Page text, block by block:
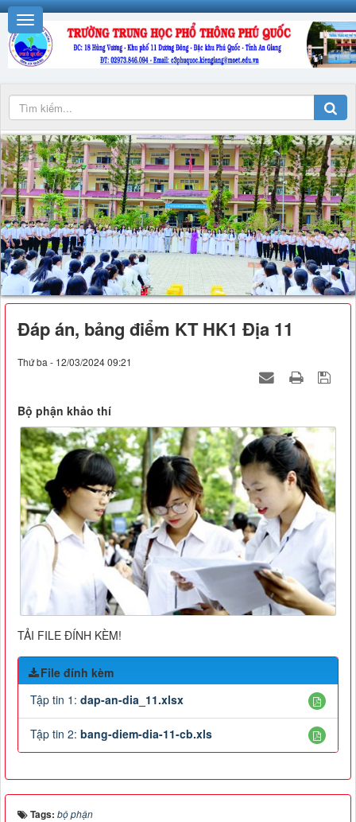
Đáp án, bảng điểm KT HK1 Địa 11
Thứ ba - 12/03/2024 09:21
Bộ phận khảo thí
TẢI FILE ĐÍNH KÈM!
File đính kèm
Tập tin 1: dap-an-dia_11.xlsx
Tập tin 2: bang-diem-dia-11-cb.xls
Tags: bộ phận